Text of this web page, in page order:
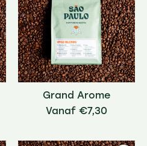
Grand Arome
€7,30